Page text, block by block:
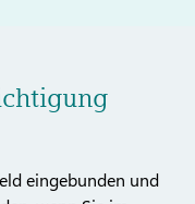
eingebunden und